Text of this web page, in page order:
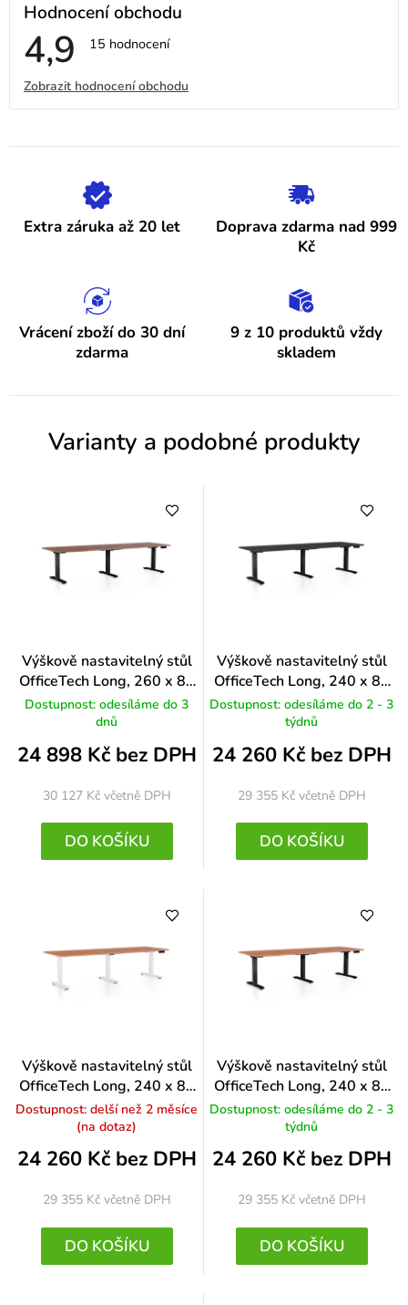
Hodnocení obchodu
4,9 Průměrné
je
hvězdiček.
15 hodnocení
V
ý
p
h
o
e
Zobrazit hodnocení obchodu
Extra záruka až 20 let
Doprava zdarma nad 999
Kč
Vrácení zboží do 30 dní
zdarma
9 z 10 produktů vždy
skladem
Varianty a podobné produkty
Výškově nastavitelný stůl
OfficeTech Long, 260 x 80
cm, černá podnož, ořech
Dostupnost: odesíláme do 3
dnů
24 898 Kč bez DPH
30 127 Kč včetně DPH
DO KOŠÍKU
Výškově nastavitelný stůl
OfficeTech Long, 240 x 80
cm, černá podnož, černá
Dostupnost: odesíláme do 2 - 3
týdnů
24 260 Kč bez DPH
29 355 Kč včetně DPH
DO KOŠÍKU
Výškově nastavitelný stůl
OfficeTech Long, 240 x 80
cm, bílá podnož, třešeň
Dostupnost: delší než 2 měsíce
(na dotaz)
24 260 Kč bez DPH
29 355 Kč včetně DPH
DO KOŠÍKU
Výškově nastavitelný stůl
OfficeTech Long, 240 x 80
cm, černá podnož, třešeň
Dostupnost: odesíláme do 2 - 3
týdnů
24 260 Kč bez DPH
29 355 Kč včetně DPH
DO KOŠÍKU